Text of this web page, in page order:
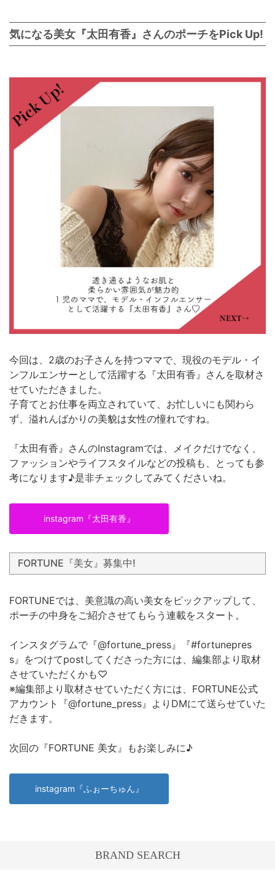
気になる美女『太田有香』さんのポーチをPick Up!
今回は、2歳のお子さんを持つママで、現役のモデル・イ
ンフルエンサーとして活躍する『太田有香』さんを取材さ
せていただきました。
子育てとお仕事を両立されていて、お忙しいにも関わら
ず、溢れんばかりの美貌は女性の憧れですね。
『太田有香』さんのInstagramでは、メイクだけでなく、
ファッションやライフスタイルなどの投稿も、とっても参
考になります♪是非チェックしてみてくださいね。
instagram『太田有香』
FORTUNE『美女』募集中!
FORTUNEでは、美意識の高い美女をピックアップして、
ポーチの中身をご紹介させてもらう連載をスタート。
インスタグラムで『@fortune_press』『#fortunepres
s』をつけてpostしてくださった方には、編集部より取材
させていただくかも♡
※編集部より取材させていただく方には、FORTUNE公式
アカウント『@fortune_press』よりDMにて送らせていた
だきます。
次回の『FORTUNE 美女』もお楽しみに♪
instagram『ふぉーちゅん』
BRAND SEARCH